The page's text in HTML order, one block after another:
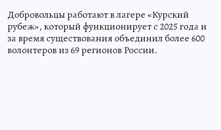
Добровольцы работают в лагере «Курский
рубеж», который функционирует с 2025 года и
за время существования объединил более 600
волонтеров из 69 регионов России.